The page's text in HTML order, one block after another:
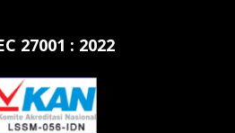
27001 : 2022